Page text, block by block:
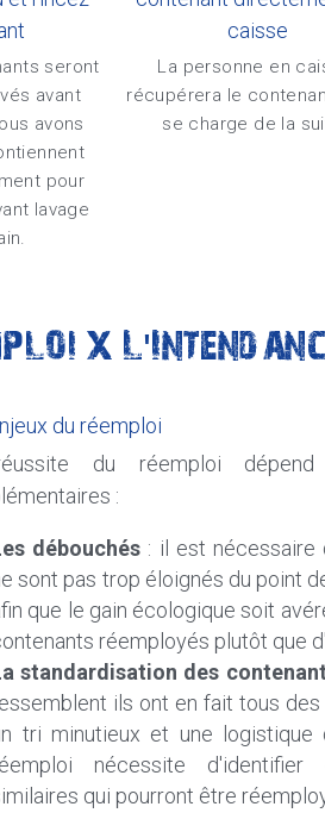
seront
avant
avons
pour
lavage
caisse
La personne en
récupérera le
se charge de la
x
du réemploi
du réemploi
:
débouchés : il est nécessaire
sont pas trop éloignés du point
que le gain écologique soit
réemployés plutôt que
standardisation des
ils ont en fait tous
tri minutieux et une
nécessite d'identifier
qui pourront être